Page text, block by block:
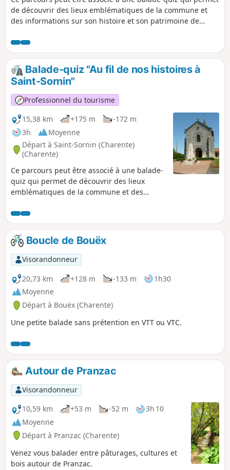
de découvrir des lieux emblématiques de la commune et
des informations sur son histoire et son patrimoine de
le parking de la salle des sports (point de départ et
d'arrivée) et scannez le QR Code pour démarrer le jeu
(gratuit, pas d'inscription, ni d'application à télécharger).
Vous pouvez scinder votre écran de smartphone en deux
pour avoir le tracé Visorando et le quiz.
Balade-quiz "Au fil de nos histoires à
Saint-Sornin"
Professionnel du tourisme
15,38 km
+175 m
-172 m
3h
Moyenne
Départ à Saint-Sornin (Charente)
(Charente)
Ce parcours peut être associé à une balade-
quiz qui permet de découvrir des lieux
emblématiques de la commune et des
patrimoine, de façon ludique. Trouvez
l'affiche ''Au fil de nos histoires'' sur le
parking de la salle des sports et scannez le
QR Code pour démarrer le jeu (gratuit, pas
d'inscription, ni d'application à télécharger).
Boucle de Bouëx
Visorandonneur
20,73 km
+128 m -133 m
1h30
Moyenne
Départ à Bouëx (Charente)
Une petite balade sans prétention en VTT ou VTC.
Autour de Pranzac
Visorandonneur
10,59 km
+53 m -52 m
3h 10
Moyenne
Départ à Pranzac (Charente)
Venez vous balader entre pâturages, cultures et
bois autour de Pranzac.